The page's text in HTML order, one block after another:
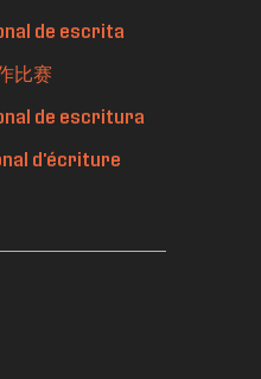
de escrita
比赛
de escritura
d'écriture